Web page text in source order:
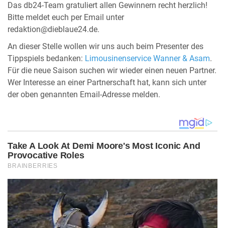
Das db24-Team gratuliert allen Gewinnern recht herzlich!
Bitte meldet euch per Email unter
redaktion@dieblaue24.de.
An dieser Stelle wollen wir uns auch beim Presenter des
Tippspiels bedanken: Limousinenservice Wanner & Asam.
Für die neue Saison suchen wir wieder einen neuen Partner.
Wer Interesse an einer Partnerschaft hat, kann sich unter
der oben genannten Email-Adresse melden.